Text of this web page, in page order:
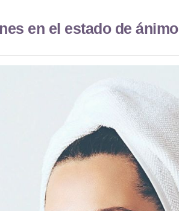
en el estado de ánimo